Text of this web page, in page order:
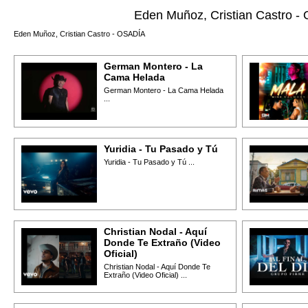
Eden Muñoz, Cristian Castro -
Eden Muñoz, Cristian Castro - OSADÍA
German Montero - La
Cama Helada
German Montero - La Cama Helada
Yuridia - Tu Pasado y Tú
Yuridia - Tu Pasado y Tú ...
Christian Nodal - Aquí
Donde Te Extraño (Video
Oficial)
Christian Nodal - Aquí Donde Te
Extraño (Video Oficial) ...